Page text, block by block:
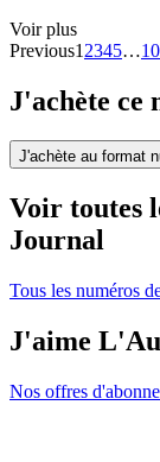
Voir plus
Previous1 2345…10
J'achète ce
J'achète au format
Voir toutes
Journal
Tous les numéros
J'aime
Nos offres